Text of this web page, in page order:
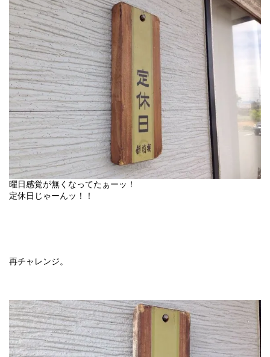
曜日感覚が無くなってたぁーッ！
定休日じゃーんッ！！
再チャレンジ。